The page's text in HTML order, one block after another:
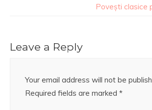
Povești clasice
Leave a Reply
Your email address will not be
Required fields are marked *